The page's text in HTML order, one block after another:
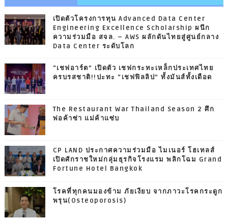
เปิดตัวโครงการทุน Advanced Data Center
Engineering Excellence Scholarship ผนึก
ความร่วมมือ สจล. – AWS ผลักดันไทยสู่ศูนย์กลาง
Data Center ระดับโลก
“เชฟอาร์ต” เปิดตัว เชฟกระทะเหล็กประเทศไทย
ครบรสชาติ!!ปะทะ “เชฟฟิลลิป” ทั้งมันส์ทั้งเดือด
The Restaurant War Thailand Season 2 ศึก
พ่อค้าซ่า แม่ค้าแซ่บ
CP LAND ประกาศความร่วมมือ ไมเนอร์ โฮเทลส์
เปิดศักราชใหม่กลุ่มธุรกิจโรงแรม พลิกโฉม Grand
Fortune Hotel Bangkok
โรคที่ทุกคนมองข้าม ภัยเงียบ จากภาวะโรคกระดูก
พรุน(Osteoporosis)